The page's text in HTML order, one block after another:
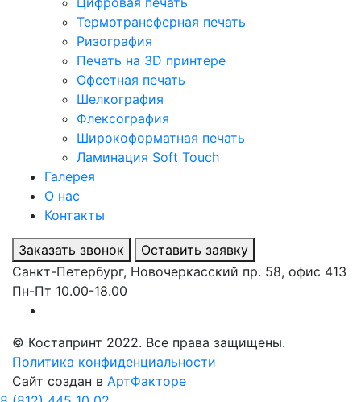
Термотрансферная печать
Ризография
Печать на 3D принтере
Офсетная печать
Шелкография
Флексография
Широкоформатная печать
Ламинация Soft Touch
Галерея
О нас
Контакты
Заказать звонок
Оставить заявку
Санкт-Петербург, Новочеркасский пр. 58, офис 413
Пн-Пт 10.00-18.00
© Костапринт 2022. Все права защищены.
Политика конфиденциальности
Сайт создан в АртФакторе